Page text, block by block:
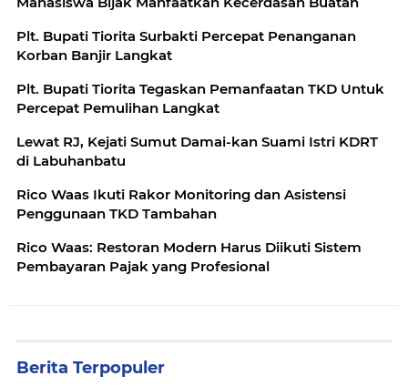
Plt. Bupati Tiorita Surbakti Percepat Penanganan
Korban Banjir Langkat
Plt. Bupati Tiorita Tegaskan Pemanfaatan TKD Untuk
Percepat Pemulihan Langkat
Lewat RJ, Kejati Sumut Damai-kan Suami Istri KDRT
di Labuhanbatu
Rico Waas Ikuti Rakor Monitoring dan Asistensi
Penggunaan TKD Tambahan
Rico Waas: Restoran Modern Harus Diikuti Sistem
Pembayaran Pajak yang Profesional
Berita Terpopuler